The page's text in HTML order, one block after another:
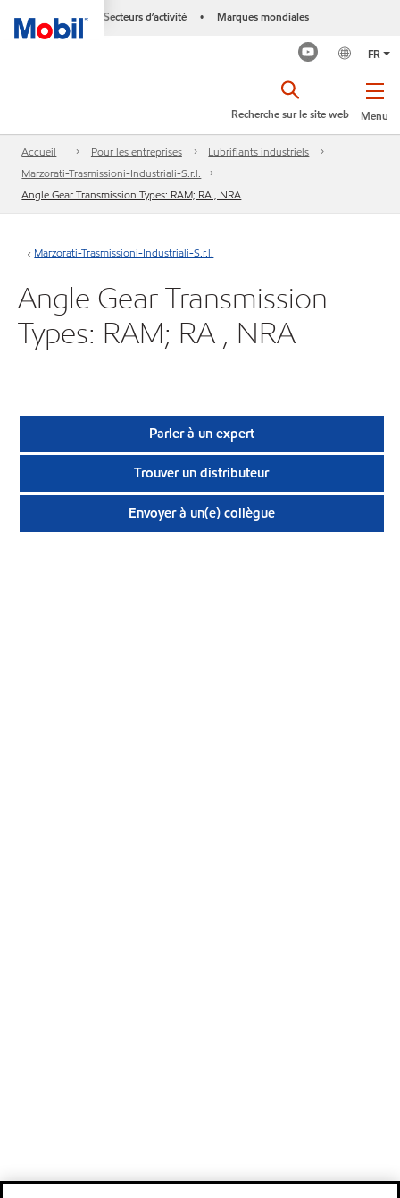
Secteurs d’activité • Marques mondiales
FR
Menu
Recherche sur le site web
Accueil Pour les entreprises
Lubrifiants industriels
Marzorati-Trasmissioni-Industriali-S.r.l.
Angle Gear Transmission Types: RAM; RA , NRA
Marzorati-Trasmissioni-Industriali-S.r.l.
Angle Gear Transmission
Types: RAM; RA , NRA
Parler à un expert
Trouver un distributeur
Envoyer à un(e) collègue